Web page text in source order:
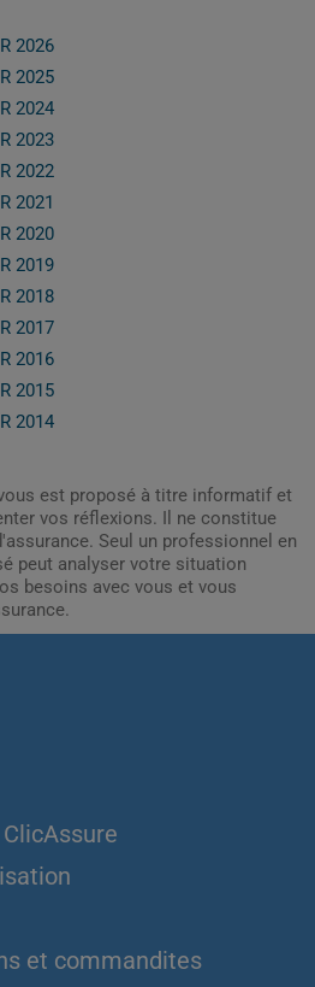
2026
2025
2024
2023
2022
2021
2020
2019
2018
2017
2016
2015
2014
est proposé à titre informatif et
vos réflexions. Il ne constitue
Seul un professionnel en
peut analyser votre situation
besoins avec vous et vous
ClicAssure
et commandites